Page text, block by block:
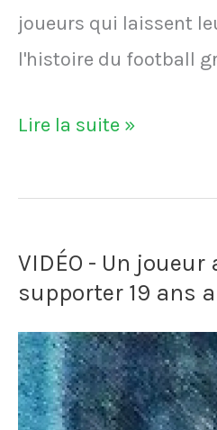
joueurs qui laissent
l'histoire du football
VIDÉO
Le
du
scorpion
de
René
Higuita,
Lire la suite »
VIDÉO - Un
supporter 19 ans